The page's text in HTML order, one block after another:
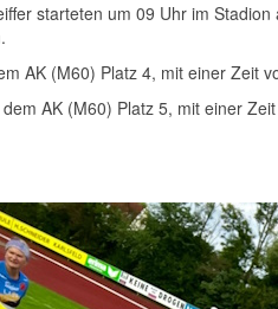
starteten um 09 Uhr im
AK (M60) Platz 4, mit einer Zeit
AK (M60) Platz 5, mit einer